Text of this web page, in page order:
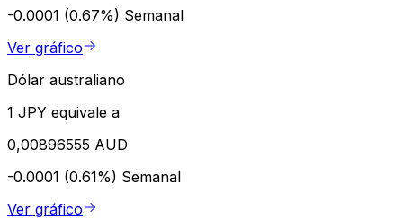
-0.0001 (0.67%) Semanal
Ver gráfico
Dólar australiano
1 JPY equivale a
0,00896555 AUD
-0.0001 (0.61%) Semanal
Ver gráfico